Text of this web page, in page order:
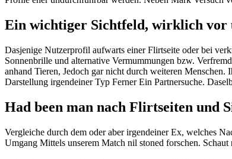
Ein wichtiger Sichtfeld, wirklich vor
Dasjenige Nutzerprofil aufwarts einer Flirtseite oder bei
Sonnenbrille und alternative Vermummungen bzw.
anhand Tieren, Jedoch gar nicht durch weiteren Menschen.
Darstellung irgendeiner Typ Ferner Ein Partnersuche.
Had been man nach Flirtseiten und
Vergleiche durch dem oder aber irgendeiner Ex, welches
Umgang Mittels unserem Match nil stoned forschen.